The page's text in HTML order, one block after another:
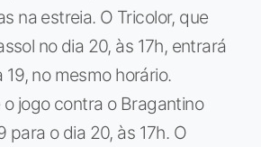
na estreia. O Tricolor, que
no dia 20, às 17h, entrará
no mesmo horário.
jogo contra o Bragantino
para o dia 20, às 17h. O